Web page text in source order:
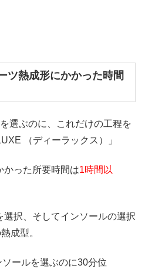
ツ熱成形にかかった時間
選ぶのに、これだけの工程を
（ディーラックス）」
かった所要時間は1時間以
択、そしてインソールの選択
成型。
ールを選ぶのに30分位